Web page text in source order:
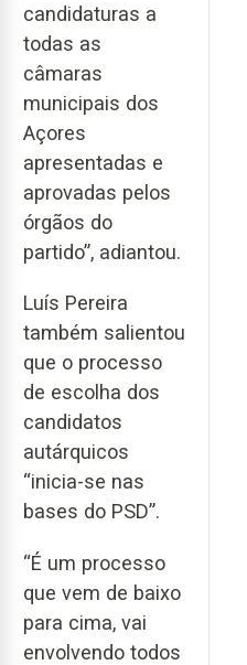
candidaturas a
todas as
câmaras
municipais dos
Açores
apresentadas e
aprovadas pelos
órgãos do
partido”, adiantou.
Luís Pereira
também salientou
que o processo
de escolha dos
candidatos
autárquicos
“inicia-se nas
bases do PSD”.
“É um processo
que vem de baixo
para cima, vai
envolvendo todos